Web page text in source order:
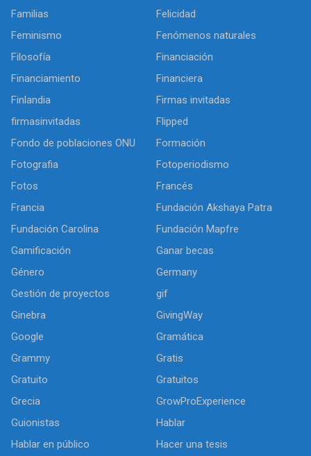
Familias
Felicidad
Feminismo
Fenómenos naturales
Filosofía
Financiación
Financiamiento
Financiera
Finlandia
Firmas invitadas
firmasinvitadas
Flipped
Fondo de poblaciones ONU
Formación
Fotografia
Fotoperiodismo
Fotos
Francés
Francia
Fundación Akshaya Patra
Fundación Carolina
Fundación Mapfre
Gamificación
Ganar becas
Género
Germany
Gestión de proyectos
gif
Ginebra
GivingWay
Google
Gramática
Grammy
Gratis
Gratuito
Gratuitos
Grecia
GrowProExperience
Guionistas
Hablar
Hablar en público
Hacer una tesis